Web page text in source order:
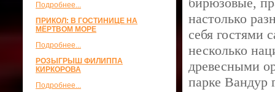
Подробнее...
ПРИКОЛ: В ГОСТИНИЦЕ НА
МЁРТВОМ МОРЕ
Подробнее...
РОЗЫГРЫШ ФИЛИППА
КИРКОРОВА
Подробнее...
настолько
себя гостями
несколько
древесными
парке Вандур